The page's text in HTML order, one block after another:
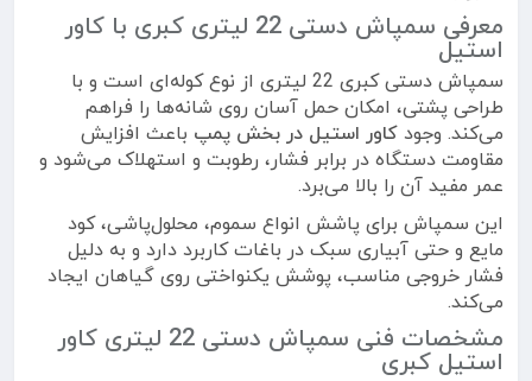
معرفی سمپاش دستی 22 لیتری کبری با کاور
استیل
سمپاش دستی کبری 22 لیتری از نوع کوله‌ای است و با
طراحی پشتی، امکان حمل آسان روی شانه‌ها را فراهم
می‌کند. وجود کاور استیل در بخش پمپ باعث افزایش
مقاومت دستگاه در برابر فشار، رطوبت و استهلاک می‌شود و
عمر مفید آن را بالا می‌برد.
این سمپاش برای پاشش انواع سموم، محلول‌پاشی، کود
مایع و حتی آبیاری سبک در باغات کاربرد دارد و به دلیل
فشار خروجی مناسب، پوشش یکنواختی روی گیاهان ایجاد
می‌کند.
مشخصات فنی سمپاش دستی 22 لیتری کاور
استیل کبری